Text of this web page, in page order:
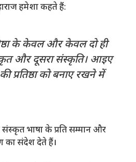
हमेशा कहते हैं:
के केवल और केवल दो ही
और दूसरा संस्कृति। आइए
प्रतिष्ठा को बनाए रखने में
भाषा के प्रति सम्मान और
का संदेश देते हैं।